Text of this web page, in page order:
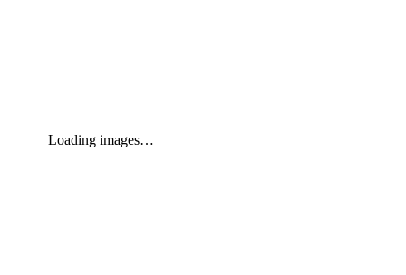
Loading images…